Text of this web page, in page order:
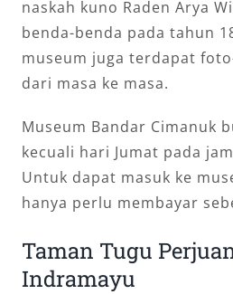
naskah kuno Raden Arya
benda-benda pada tahun
museum juga terdapat
dari masa ke masa.
Museum Bandar Cimanuk
kecuali hari Jumat pada
Untuk dapat masuk ke
hanya perlu membayar
Taman Tugu
Indramayu